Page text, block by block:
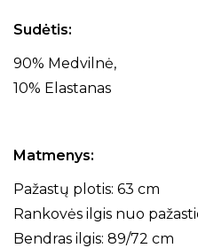
Sudėtis:
90% Medvilnė,
10% Elastanas
Matmenys:
Pažastų plotis: 63 cm
Rankovės ilgis nuo
Bendras ilgis: 89/72 cm